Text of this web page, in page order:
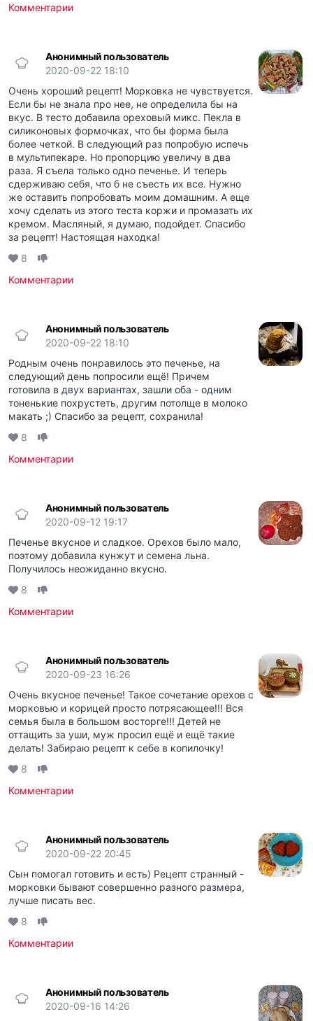
Комментарии
Анонимный пользователь
2020-09-22 18:10
Очень хороший рецепт! Морковка не чувствуется.
Если бы не знала про нее, не определила бы на
вкус. В тесто добавила ореховый микс. Пекла в
силиконовых формочках, что бы форма была
более четкой. В следующий раз попробую испечь
в мультипекаре. Но пропорцию увеличу в два
раза. Я съела только одно печенье. И теперь
сдерживаю себя, что б не съесть их все. Нужно
же оставить попробовать моим домашним. А еще
хочу сделать из этого теста коржи и промазать их
кремом. Масляный, я думаю, подойдет. Спасибо
за рецепт! Настоящая находка!
8
Комментарии
Анонимный пользователь
2020-09-22 18:10
Родным очень понравилось это печенье, на
следующий день попросили ещё! Причем
готовила в двух вариантах, зашли оба - одним
тоненькие похрустеть, другим потолще в молоко
макать ;) Спасибо за рецепт, сохранила!
8
Комментарии
Анонимный пользователь
2020-09-12 19:17
Печенье вкусное и сладкое. Орехов было мало,
поэтому добавила кунжут и семена льна.
Получилось неожиданно вкусно.
8
Комментарии
Анонимный пользователь
2020-09-23 16:26
Очень вкусное печенье! Такое сочетание орехов с
морковью и корицей просто потрясающее!!! Вся
семья была в большом восторге!!! Детей не
оттащить за уши, муж просил ещё и ещё такие
делать! Забираю рецепт к себе в копилочку!
8
Комментарии
Анонимный пользователь
2020-09-22 20:45
Сын помогал готовить и есть) Рецепт странный -
морковки бывают совершенно разного размера,
лучше писать вес.
8
Комментарии
Анонимный пользователь
2020-09-16 14:26